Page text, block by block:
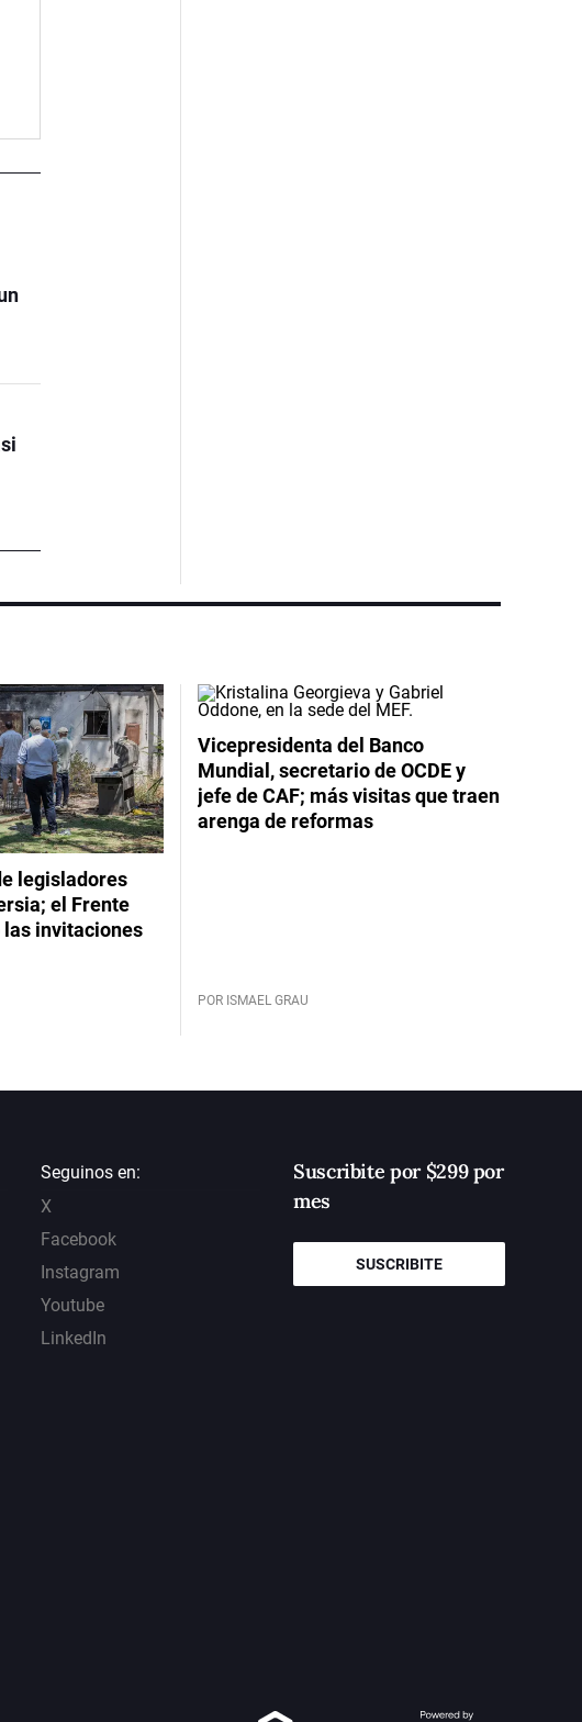
legisladores
el Frente
invitaciones
Vicepresidenta del Banco
Mundial, secretario de OCDE y
jefe de CAF; más visitas que traen
arenga de reformas
POR ISMAEL GRAU
Seguinos en:
X
Facebook
Instagram
Youtube
LinkedIn
Suscribite por $299 por
mes
SUSCRIBITE